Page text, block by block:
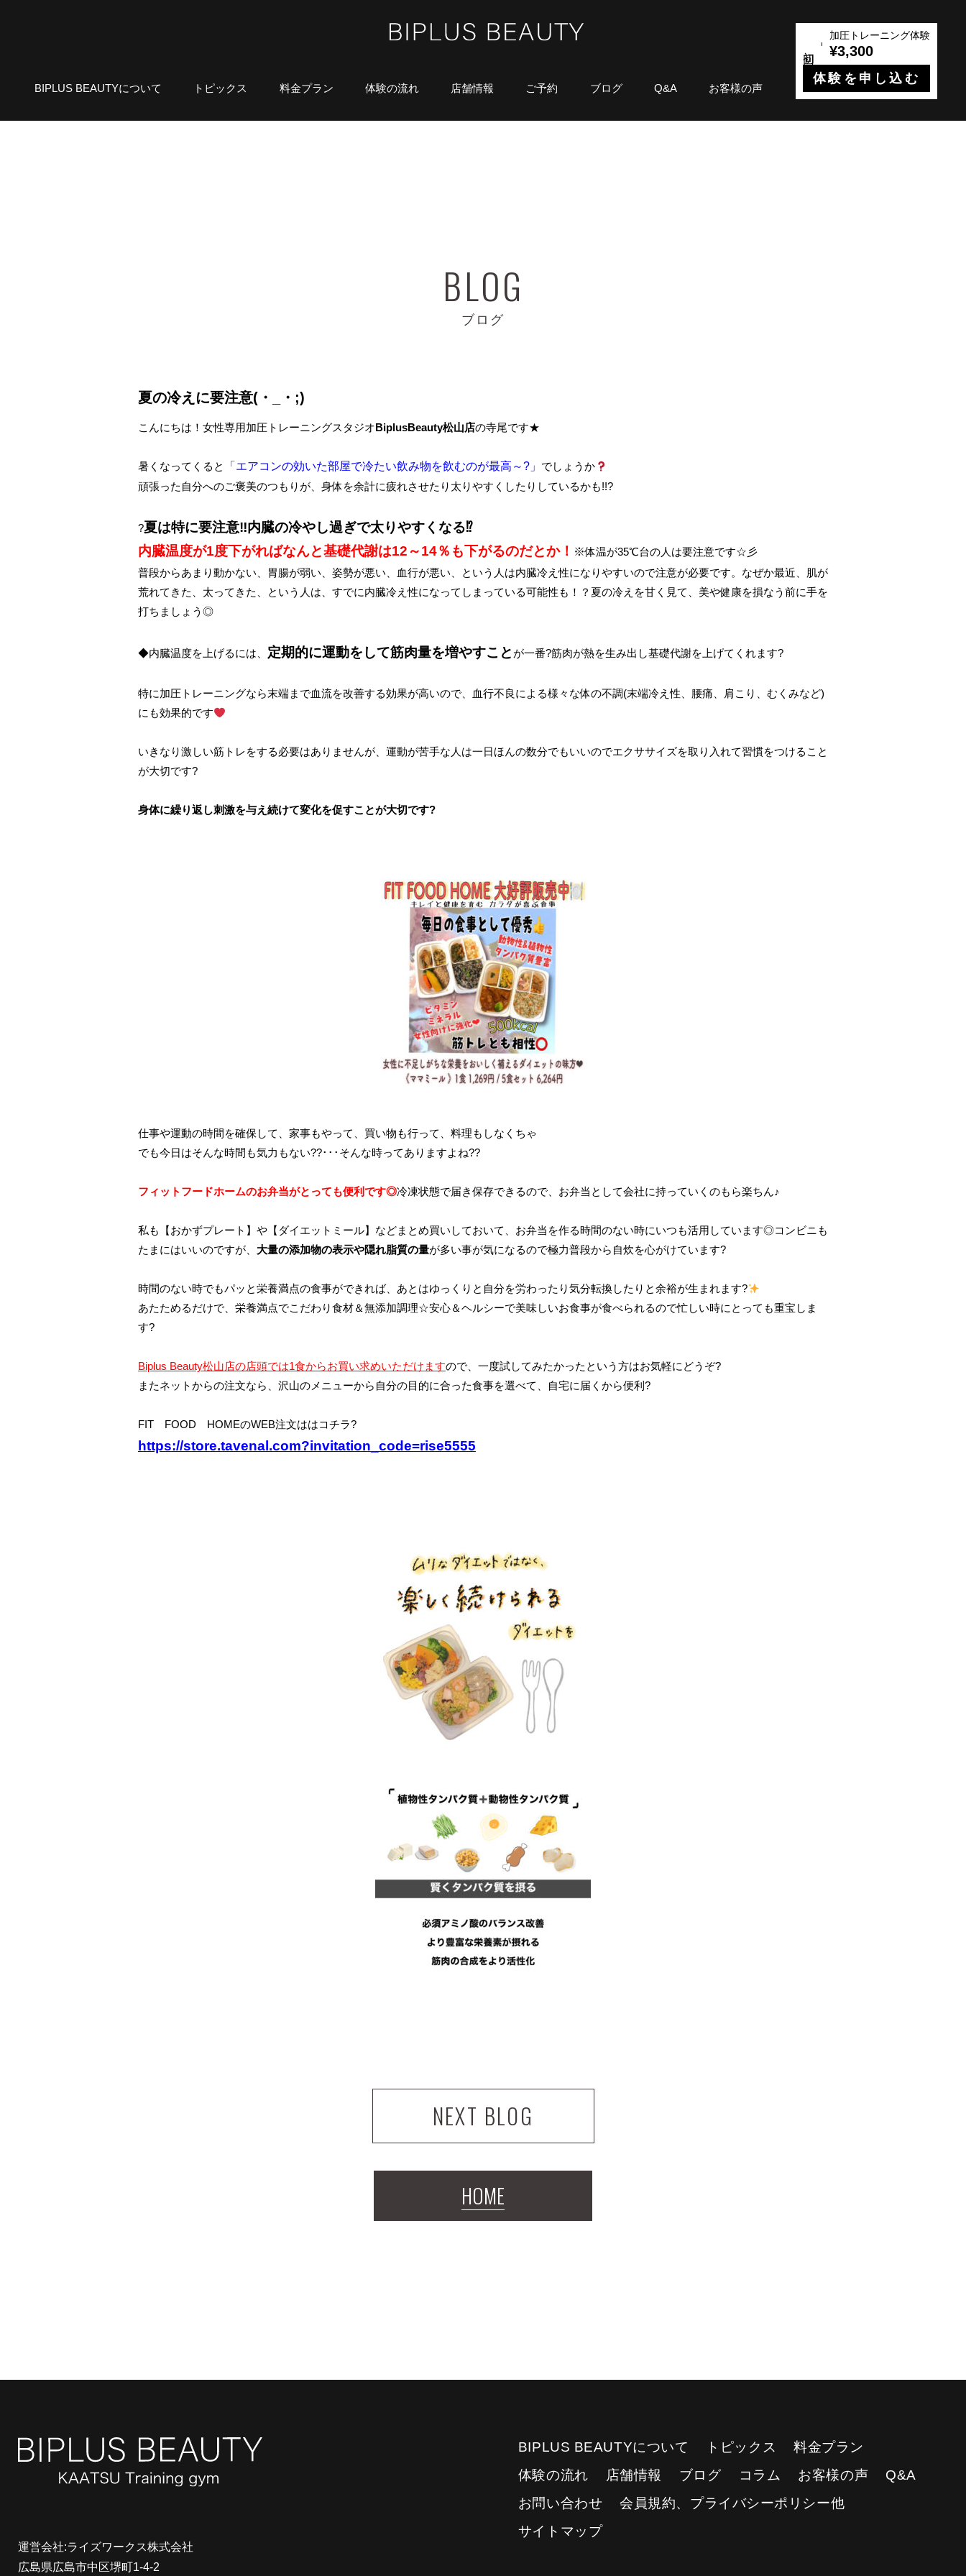
BIPLUS BEAUTYについて トピックス 料金プラン 体験の流れ 店舗情報 ご予約 ブログ Q&A お客様の声
加圧トレーニング体験
¥3,300
体験を申し込む
ブログ
夏の冷えに要注意(・_・;)
こんにちは！女性専用加圧トレーニングスタジオBiplusBeauty松山店の寺尾です★
暑くなってくると 「エアコンの効いた部屋で冷たい飲み物を飲むのが最高～?」 でしょうか
頑張った自分へのご褒美のつもりが、身体を余計に疲れさせたり太りやすくしたりしているかも!!?
?夏は特に要注意‼内臓の冷やし過ぎで太りやすくなる⁉
内臓温度が1度下がればなんと基礎代謝は12～14％も下がるのだとか！ ※体温が35℃台の人は要注意です☆彡
普段からあまり動かない、胃腸が弱い、姿勢が悪い、血行が悪い、という人は内臓冷え性になりやすいので注意が必要です。なぜか最近、肌が
荒れてきた、太ってきた、という人は、すでに内臓冷え性になってしまっている可能性も！？夏の冷えを甘く見て、美や健康を損なう前に手を
打ちましょう◎
◆内臓温度を上げるには、 定期的に運動をして筋肉量を増やすこと が一番?筋肉が熱を生み出し基礎代謝を上げてくれます?
特に加圧トレーニングなら末端まで血流を改善する効果が高いので、血行不良による様々な体の不調(末端冷え性、腰痛、肩こり、むくみなど)
にも効果的です
いきなり激しい筋トレをする必要はありませんが、運動が苦手な人は一日ほんの数分でもいいのでエクササイズを取り入れて習慣をつけること
が大切です?
身体に繰り返し刺激を与え続けて変化を促すことが大切です?
仕事や運動の時間を確保して、家事もやって、買い物も行って、料理もしなくちゃ
でも今日はそんな時間も気力もない??･･･そんな時ってありますよね??
フィットフードホームのお弁当がとっても便利です◎冷凍状態で届き保存できるので、お弁当として会社に持っていくのもら楽ちん♪
私も【おかずプレート】や【ダイエットミール】などまとめ買いしておいて、お弁当を作る時間のない時にいつも活用しています◎コンビニも
たまにはいいのですが、 大量の添加物の表示や隠れ脂質の量が多い事が気になるので極力普段から自炊を心がけています?
時間のない時でもパッと栄養満点の食事ができれば、あとはゆっくりと自分を労わったり気分転換したりと余裕が生まれます?
あたためるだけで、栄養満点でこだわり食材＆無添加調理☆安心＆ヘルシーで美味しいお食事が食べられるので忙しい時にとっても重宝しま
す?
Biplus Beauty松山店の店頭では1食からお買い求めいただけますので、一度試してみたかったという方はお気軽にどうぞ?
またネットからの注文なら、沢山のメニューから自分の目的に合った食事を選べて、自宅に届くから便利?
FIT FOOD HOMEのWEB注文ははコチラ?
https://store.tavenal.com?invitation_code=rise5555
NEXT BLOG
HOME
運営会社:ライズワークス株式会社
広島県広島市中区堺町1-4-2
BIPLUS BEAUTYについて トピックス
料金プラン
体験の流れ
店舗情報 ブログ コラム お客様の声
Q&A
お問い合わせ
会員規約、プライバシーポリシー他
サイトマップ